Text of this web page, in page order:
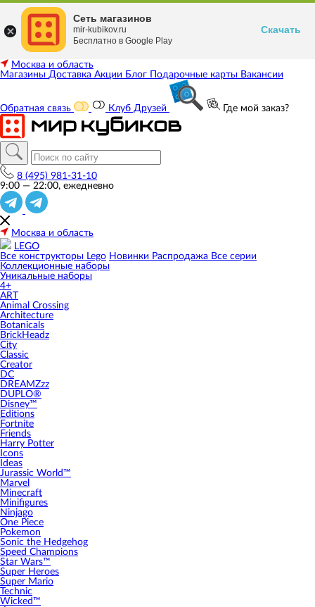
Москва и область
Магазины Доставка Акции Блог Подарочные карты Вакансии
Обратная связь Клуб Друзей Где мой заказ?
8 (495) 981-31-10
9:00 — 22:00, ежедневно
Москва и область
LEGO
Все конструкторы Lego Новинки Распродажа Все серии
Коллекционные наборы
Уникальные наборы
4+
ART
Animal Crossing
Architecture
Botanicals
BrickHeadz
City
Classic
Creator
DC
DREAMZzz
DUPLO®
Disney™
Editions
Fortnite
Friends
Harry Potter
Icons
Ideas
Jurassic World™
Marvel
Minecraft
Minifigures
Ninjago
One Piece
Pokemon
Sonic the Hedgehog
Speed Champions
Star Wars™
Super Heroes
Super Mario
Technic
Wicked™
Сеть магазинов
mir-kubikov.ru
Бесплатно в Google Play
Скачать